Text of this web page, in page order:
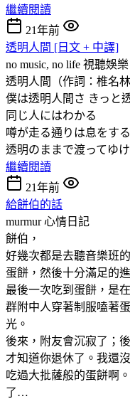
繼續閱讀
21年前
透明人間 [日文 + 中譯]
no music, no life 視聽娛樂
透明人間（作詞：椎名
僕は透明人間さ きっと
同じ人にはわかる
噂が走る通りは息をす
透明のままで渡ってゆ
繼續閱讀
21年前
給餅伯的話
murmur心情日記
餅伯，
好幾次都是去聽音樂班
蛋餅，然後十分滿足的
最後一次吃到蛋餅，是
群附中人穿著制服嗑著
光。
後來，附友會沉寂了；
才知道你退休了。我還
吃過大批薩般的蛋餅啊
了…